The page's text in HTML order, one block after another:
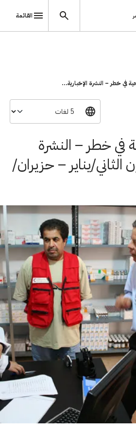
القائمة
في خطر – النشرة الإخبارية...
في خطر – النشرة
الثاني/يناير – حزيران/